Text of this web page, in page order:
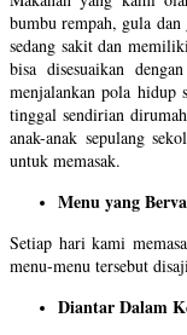
bumbu rempah, gula dan
sedang sakit dan
bisa disesuaikan
menjalankan pola hidup
tinggal sendirian
anak-anak sepulang
untuk memasak.
Menu yang
Setiap hari kami
menu-menu tersebut
Diantar Dalam